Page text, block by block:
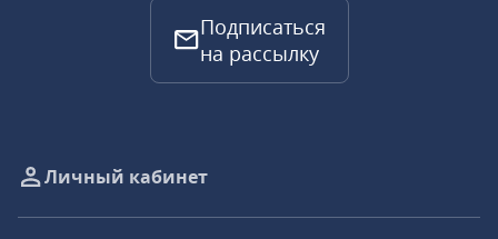
Подписаться
на рассылку
Личный кабинет